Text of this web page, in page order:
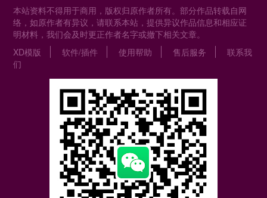
本站资料不得用于商用，版权归原作者所有。部分作品转载自网
络，如原作者有异议，请联系本站，提供异议作品信息和相应证
明材料，我们会及时更正作者名字或撤下相关文章。
XD模版
软件/插件 使用帮助 售后服务
联系我
们